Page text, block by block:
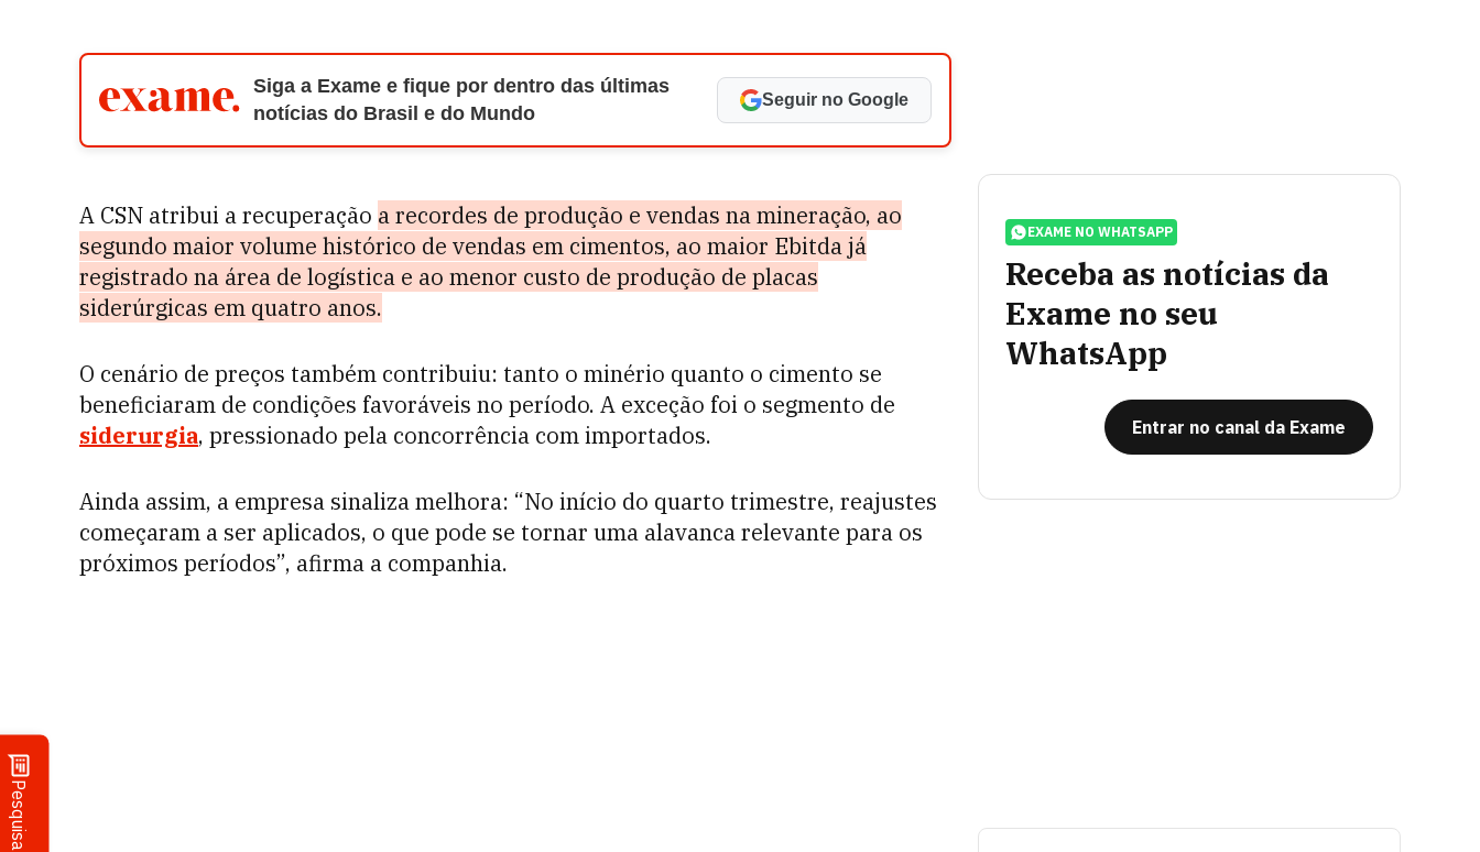
Pesquisa
Siga a Exame e fique por dentro das últimas
notícias do Brasil e do Mundo
Seguir no Google
A CSN atribui a recuperação a recordes de produção e vendas na mineração, ao
segundo maior volume histórico de vendas em cimentos, ao maior Ebitda já
registrado na área de logística e ao menor custo de produção de placas
siderúrgicas em quatro anos.
O cenário de preços também contribuiu: tanto o minério quanto o cimento se
beneficiaram de condições favoráveis no período. A exceção foi o segmento de
siderurgia, pressionado pela concorrência com importados.
Ainda assim, a empresa sinaliza melhora: “No início do quarto trimestre, reajustes
começaram a ser aplicados, o que pode se tornar uma alavanca relevante para os
próximos períodos”, afirma a companhia.
EXAME NO WHATSAPP
Receba as notícias da
Exame no seu
WhatsApp
Entrar no canal da Exame